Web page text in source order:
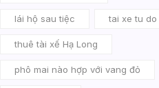
lái hộ sau tiệc tai xe tu do
thuê tài xế Hạ Long
phô mai nào hợp với vang đỏ